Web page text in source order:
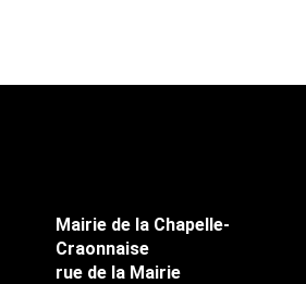
Mairie de la Chapelle-
Craonnaise
rue de la Mairie